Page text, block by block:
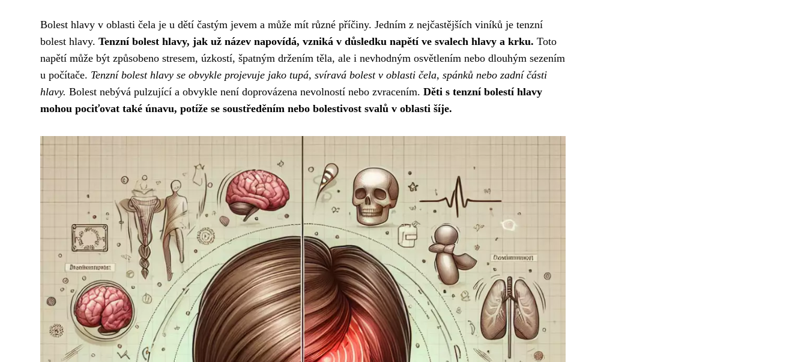
Bolest hlavy v oblasti čela je u dětí častým jevem a může mít různé příčiny. Jedním z nejčastějších viníků je tenzní
bolest hlavy. Tenzní bolest hlavy, jak už název napovídá, vzniká v důsledku napětí ve svalech hlavy a krku. Toto
napětí může být způsobeno stresem, úzkostí, špatným držením těla, ale i nevhodným osvětlením nebo dlouhým sezením
u počítače. Tenzní bolest hlavy se obvykle projevuje jako tupá, svíravá bolest v oblasti čela, spánků nebo zadní části
hlavy. Bolest nebývá pulzující a obvykle není doprovázena nevolností nebo zvracením. Děti s tenzní bolestí hlavy
mohou pociťovat také únavu, potíže se soustředěním nebo bolestivost svalů v oblasti šíje.